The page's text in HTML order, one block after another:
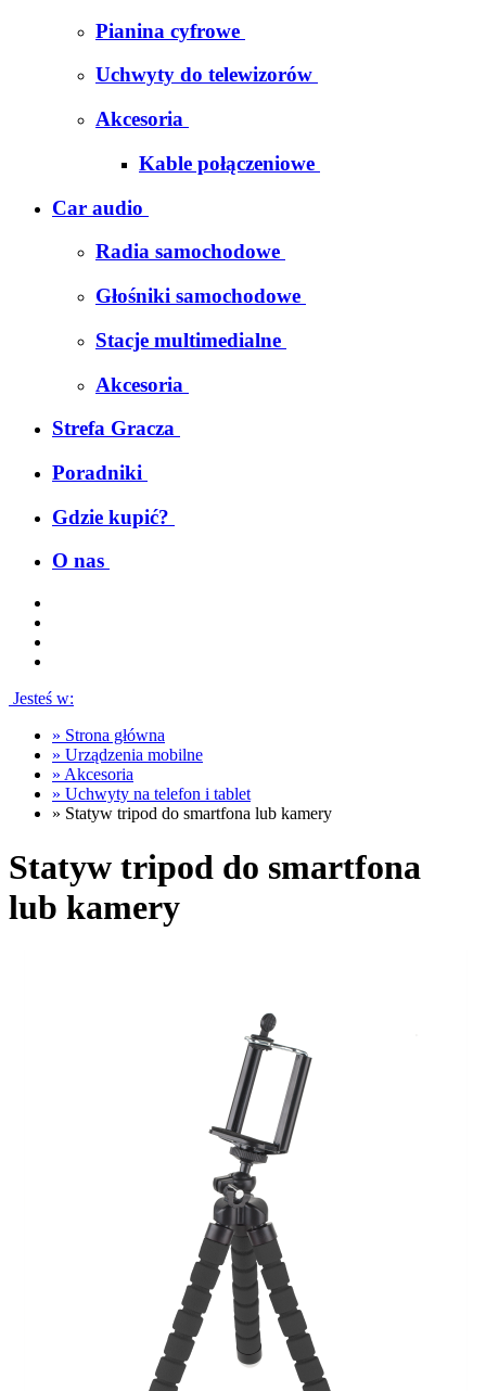
Pianina cyfrowe
Uchwyty do telewizorów
Akcesoria
Kable połączeniowe
Car audio
Radia samochodowe
Głośniki samochodowe
Stacje multimedialne
Akcesoria
Strefa Gracza
Poradniki
Gdzie kupić?
O nas
Jesteś w:
» Strona główna
» Urządzenia mobilne
» Akcesoria
» Uchwyty na telefon i tablet
» Statyw tripod do smartfona lub kamery
Statyw tripod do smartfona
lub kamery